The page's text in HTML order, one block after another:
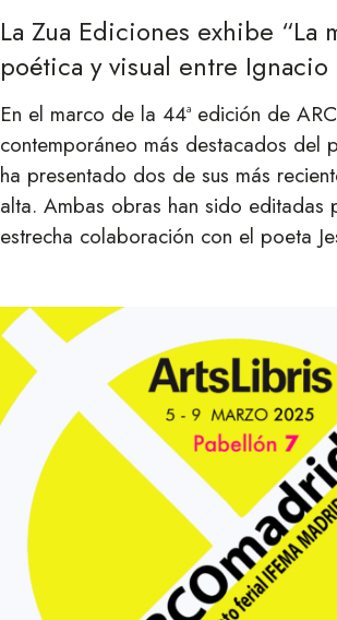
La Zua Ediciones exhibe “La
poética y visual entre Ignacio
En el marco de la 44ª edición de
contemporáneo más destacados del
ha presentado dos de sus más
alta. Ambas obras han sido editadas
estrecha colaboración con el poeta